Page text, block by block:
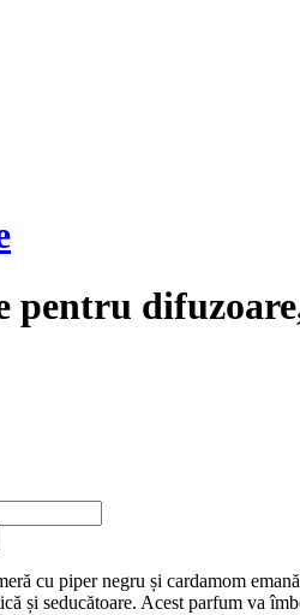
pentru
cu piper negru și cardamom
și seducătoare. Acest parfum va